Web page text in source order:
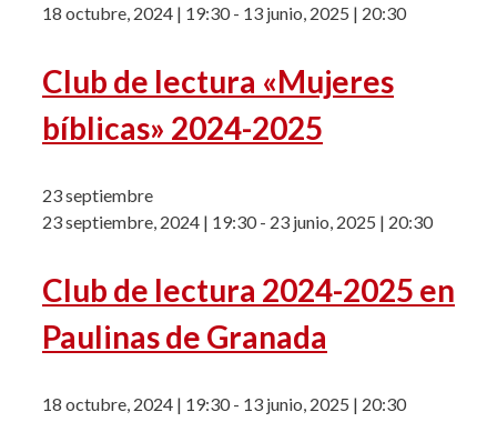
18 octubre, 2024 | 19:30- 13 junio, 2025 | 20:30
Club de lectura «Mujeres
bíblicas» 2024-2025
23 septiembre
23 septiembre, 2024 | 19:30- 23 junio, 2025 | 20:30
Club de lectura 2024-2025 en
Paulinas de Granada
18 octubre, 2024 | 19:30- 13 junio, 2025 | 20:30